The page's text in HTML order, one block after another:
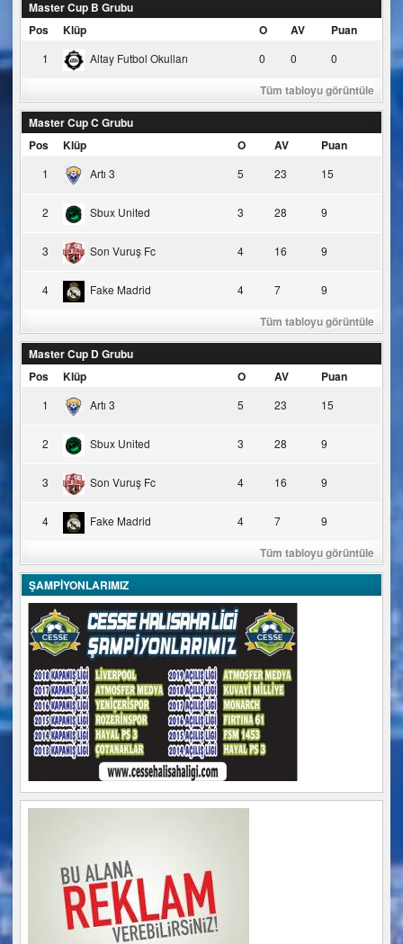
Master Cup B Grubu
Pos
Klüp O AV Puan
1 Altay Futbol Okulları 0 0 0
Tüm tabloyu görüntüle
Master Cup C Grubu
Pos
Klüp O AV Puan
1 Artı 3 5 23 15
2 Sbux United 3 28 9
3 Son Vuruş Fc 4 16 9
4 Fake Madrid 4 7 9
Tüm tabloyu görüntüle
Master Cup D Grubu
Pos
Klüp O AV Puan
1 Artı 3 5 23 15
2 Sbux United 3 28 9
3 Son Vuruş Fc 4 16 9
4 Fake Madrid 4 7 9
Tüm tabloyu görüntüle
ŞAMPİYONLARIMIZ